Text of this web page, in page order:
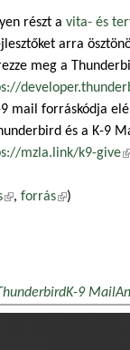
részt a vita- és
arra
meg a
9 mail forráskódja
és a K-9
mzla.link/k9-give
(külső hivatkozás)
, forrás(külső
)
K-9 Mail